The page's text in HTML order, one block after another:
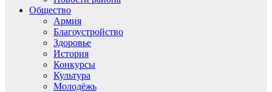
Общество
Армия
Благоустройство
Здоровье
История
Конкурсы
Культура
Молодёжь